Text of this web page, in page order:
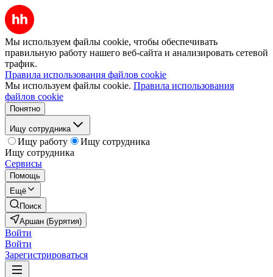
Мы используем файлы cookie, чтобы обеспечивать
правильную работу нашего веб-сайта и анализировать сетевой
трафик.
Правила использования файлов cookie
Мы используем файлы cookie. Правила использования
файлов cookie
Понятно
Ищу сотрудника
Ищу работу
Ищу сотрудника
Ищу сотрудника
Сервисы
Помощь
Ещё
Поиск
Аршан (Бурятия)
Войти
Войти
Зарегистрироваться